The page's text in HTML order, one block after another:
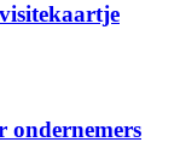
ondernemers